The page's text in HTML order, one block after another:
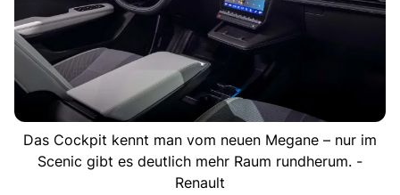
Das Cockpit kennt man vom neuen Megane – nur im
Scenic gibt es deutlich mehr Raum rundherum. -
Renault